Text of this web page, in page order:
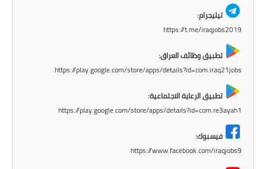
العطل
فن ومشاهير
تيليجرام:
https://t.me/iraqjobs2019
تطبيق وظائف العراق:
https://play.google.com/store/apps/details?id=com.iraq21jobs
تطبيق الرعاية الاجتماعية:
https://play.google.com/store/apps/details?id=com.re3ayah1
فيسبوك:
https://www.facebook.com/iraqjobs9